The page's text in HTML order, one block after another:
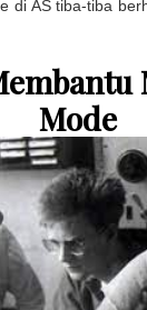
di AS tiba-tiba
Mode